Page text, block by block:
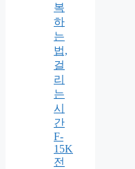
복
하
는
법,
걸
리
는
시
간
F-
15K
전